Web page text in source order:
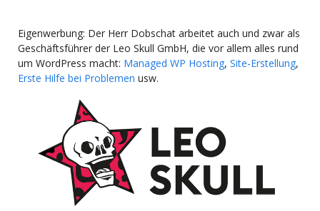
Eigenwerbung: Der Herr Dobschat arbeitet auch und zwar als
Geschäftsführer der Leo Skull GmbH, die vor allem alles rund
um WordPress macht: Managed WP Hosting, Site-Erstellung,
Erste Hilfe bei Problemen usw.